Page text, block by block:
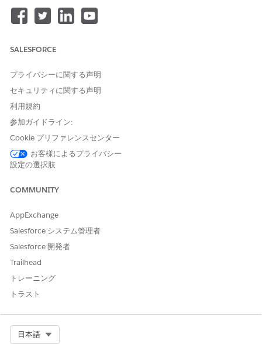
[設定] で Einstein 設定に移動し、[Einstein を有効化] への切
り替えを有効にします。
[リアルタイム翻訳] で、
[翻訳する Knowledge 項目] セクションで、[編集] をクリック
省略可能: カスタムデータ辞書をアップロードして翻訳品質を
向上させます。CSV 形式でカスタムデータ辞書を書式設定し
ます。
作業内容を保存します。
この記事で問題は解決されましたか?
SALESFORCE
プライバシーに関する声明
セキュリティに関する声明
利用規約
参加ガイドライン:
Cookie プリファレンスセンター
お客様によるプライバシー
設定の選択肢
COMMUNITY
AppExchange
Salesforce システム管理者
Salesforce 開発者
Trailhead
トレーニング
トラスト
日本語